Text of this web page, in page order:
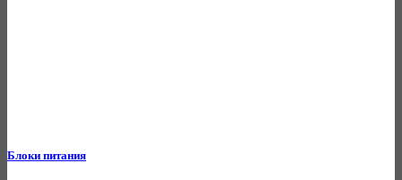
Блоки питания